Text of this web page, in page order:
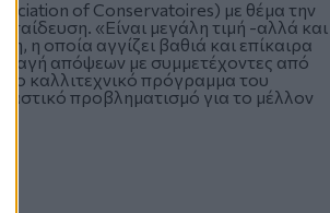
of Conservatoires) με θέμα την
«Είναι μεγάλη τιμή -αλλά και
η οποία αγγίζει βαθιά και επίκαιρα
απόψεων με συμμετέχοντες από
καλλιτεχνικό πρόγραμμα του
προβληματισμό για το μέλλον